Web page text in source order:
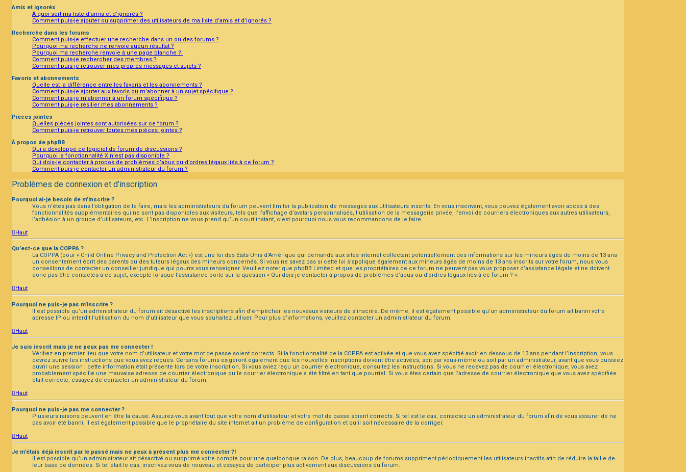
Amis et ignorés
À quoi sert ma liste d’amis et d’ignorés ?
Comment puis-je ajouter ou supprimer des utilisateurs de ma liste d’amis et d’ignorés ?
Recherche dans les forums
Comment puis-je effectuer une recherche dans un ou des forums ?
Pourquoi ma recherche ne renvoie aucun résultat ?
Pourquoi ma recherche renvoie à une page blanche ?!
Comment puis-je rechercher des membres ?
Comment puis-je retrouver mes propres messages et sujets ?
Favoris et abonnements
Quelle est la différence entre les favoris et les abonnements ?
Comment puis-je ajouter aux favoris ou m’abonner à un sujet spécifique ?
Comment puis-je m’abonner à un forum spécifique ?
Comment puis-je résilier mes abonnements ?
Pièces jointes
Quelles pièces jointes sont autorisées sur ce forum ?
Comment puis-je retrouver toutes mes pièces jointes ?
À propos de phpBB
Qui a développé ce logiciel de forum de discussions ?
Pourquoi la fonctionnalité X n’est pas disponible ?
Qui dois-je contacter à propos de problèmes d’abus ou d’ordres légaux liés à ce forum ?
Comment puis-je contacter un administrateur du forum ?
Problèmes de connexion et d’inscription
Pourquoi ai-je besoin de m’inscrire ?
Vous n’êtes pas dans l’obligation de le faire, mais les administrateurs du forum peuvent limiter la publication de messages aux utilisateurs inscrits. En vous inscrivant, vous pouvez également avoir accès à des
fonctionnalités supplémentaires qui ne sont pas disponibles aux visiteurs, tels que l’affichage d’avatars personnalisés, l’utilisation de la messagerie privée, l’envoi de courriers électroniques aux autres utilisateurs,
l’adhésion à un groupe d’utilisateurs, etc. L’inscription ne vous prend qu’un court instant, c’est pourquoi nous vous recommandons de le faire.
Haut
Qu’est-ce que la COPPA ?
La COPPA (pour « Child Online Privacy and Protection Act ») est une loi des États-Unis d’Amérique qui demande aux sites internet collectant potentiellement des informations sur les mineurs âgés de moins de 13 ans
un consentement écrit des parents ou des tuteurs légaux des mineurs concernés. Si vous ne savez pas si cette loi s’applique également aux mineurs âgés de moins de 13 ans inscrits sur votre forum, nous vous
conseillons de contacter un conseiller juridique qui pourra vous renseigner. Veuillez noter que phpBB Limited et que les propriétaires de ce forum ne peuvent pas vous proposer d’assistance légale et ne doivent
donc pas être contactés à ce sujet, excepté lorsque l’assistance porte sur la question « Qui dois-je contacter à propos de problèmes d’abus ou d’ordres légaux liés à ce forum ? ».
Haut
Pourquoi ne puis-je pas m’inscrire ?
Il est possible qu’un administrateur du forum ait désactivé les inscriptions afin d’empêcher les nouveaux visiteurs de s’inscrire. De même, il est également possible qu’un administrateur du forum ait banni votre
adresse IP ou interdit l’utilisation du nom d’utilisateur que vous souhaitez utiliser. Pour plus d’informations, veuillez contacter un administrateur du forum.
Haut
Je suis inscrit mais je ne peux pas me connecter !
Vérifiez en premier lieu que votre nom d’utilisateur et votre mot de passe soient corrects. Si la fonctionnalité de la COPPA est activée et que vous avez spécifié avoir en dessous de 13 ans pendant l’inscription, vous
devrez suivre les instructions que vous avez reçues. Certains forums exigeront également que les nouvelles inscriptions doivent être activées, soit par vous-même ou soit par un administrateur, avant que vous puissiez
ouvrir une session ; cette information était présente lors de votre inscription. Si vous aviez reçu un courrier électronique, consultez les instructions. Si vous ne recevez pas de courrier électronique, vous avez
probablement spécifié une mauvaise adresse de courrier électronique ou le courrier électronique a été filtré en tant que pourriel. Si vous êtes certain que l’adresse de courrier électronique que vous avez spécifiée
était correcte, essayez de contacter un administrateur du forum.
Haut
Pourquoi ne puis-je pas me connecter ?
Plusieurs raisons peuvent en être la cause. Assurez-vous avant tout que votre nom d’utilisateur et votre mot de passe soient corrects. Si tel est le cas, contactez un administrateur du forum afin de vous assurer de ne
pas avoir été banni. Il est également possible que le propriétaire du site internet ait un problème de configuration et qu’il soit nécessaire de la corriger.
Haut
Je m’étais déjà inscrit par le passé mais ne peux à présent plus me connecter ?!
Il est possible qu’un administrateur ait désactivé ou supprimé votre compte pour une quelconque raison. De plus, beaucoup de forums suppriment périodiquement les utilisateurs inactifs afin de réduire la taille de
leur base de données. Si tel était le cas, inscrivez-vous de nouveau et essayez de participer plus activement aux discussions du forum.